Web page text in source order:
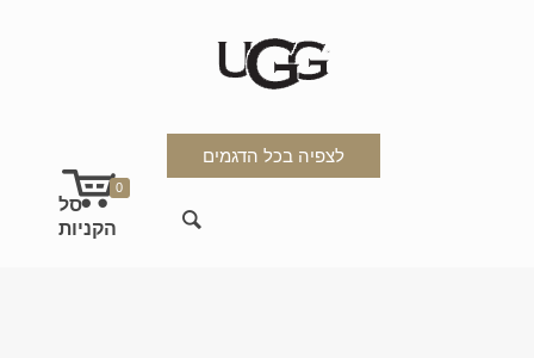
לצפיה בכל הדגמים
0